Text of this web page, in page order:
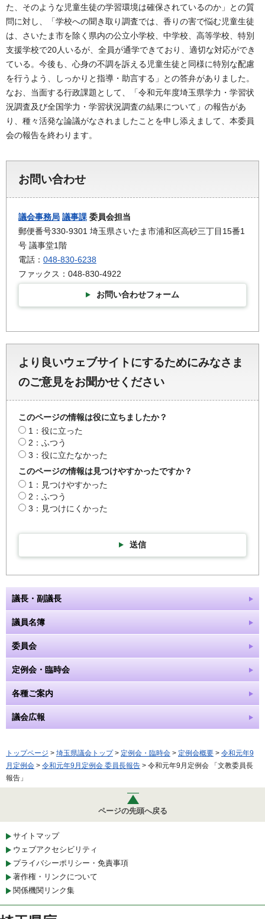
た、そのような児童生徒の学習環境は確保されているのか」との質
問に対し、「学校への聞き取り調査では、香りの害で悩む児童生徒
は、さいたま市を除く県内の公立小学校、中学校、高等学校、特別
支援学校で20人いるが、全員が通学できており、適切な対応ができ
ている。今後も、心身の不調を訴える児童生徒と同様に特別な配慮
を行うよう、しっかりと指導・助言する」との答弁がありました。
なお、当面する行政課題として、「令和元年度埼玉県学力・学習状
況調査及び全国学力・学習状況調査の結果について」の報告があ
り、種々活発な論議がなされましたことを申し添えまして、本委員
会の報告を終わります。
お問い合わせ
議会事務局 議事課 委員会担当
郵便番号330-9301 埼玉県さいたま市浦和区高砂三丁目15番1
号 議事堂1階
電話： 048-830-6238
ファックス：048-830-4922
お問い合わせフォーム
より良いウェブサイトにするためにみなさま
のご意見をお聞かせください
このページの情報は役に立ちましたか？
1：役に立った
2：ふつう
3：役に立たなかった
このページの情報は見つけやすかったですか？
1：見つけやすかった
2：ふつう
3：見つけにくかった
送信
議長・副議長
議員名簿
委員会
定例会・臨時会
各種ご案内
議会広報
トップページ > 埼玉県議会トップ> 定例会・臨時会 > 定例会概要 > 令和元年9
月定例会 > 令和元年9月定例会 委員長報告 > 令和元年9月定例会 「文教委員長
報告」
ページの先頭へ戻る
サイトマップ
ウェブアクセシビリティ
プライバシーポリシー・免責事項
著作権・リンクについて
関係機関リンク集